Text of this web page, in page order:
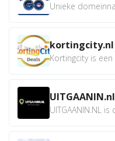
kortingcity.nl
UITGAANIN.nl